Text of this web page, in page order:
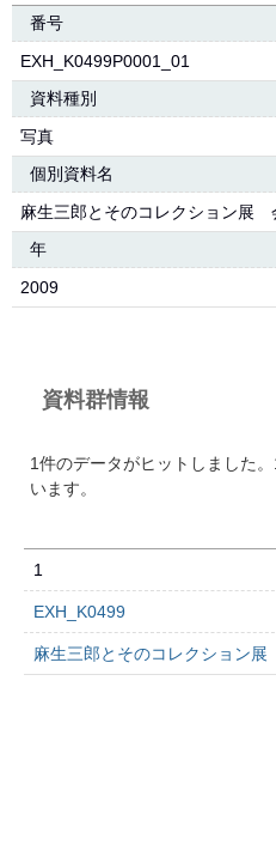
番号
EXH_K0499P0001_01
資料種別
写真
個別資料名
麻生三郎とそのコレクション展
年
2009
資料群情報
1件のデータがヒットしました
います。
1
EXH_K0499
麻生三郎とそのコレクション展